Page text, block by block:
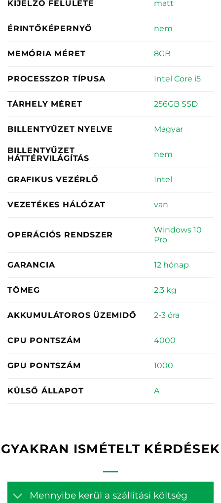
KIJELZŐ FELÜLETE matt
ÉRINTŐKÉPERNYŐ nem
MEMÓRIA MÉRET 8GB
PROCESSZOR TÍPUSA Intel Core i5
TÁRHELY MÉRET 256GB SSD
BILLENTYŰZET NYELVE Magyar
BILLENTYŰZET
HÁTTÉRVILÁGÍTÁS
nem
GRAFIKUS VEZÉRLŐ Intel
VEZETÉKES HÁLÓZAT van
OPERÁCIÓS RENDSZER
Windows 10
Pro
GARANCIA 12 hónap
TÖMEG 2.3 kg
AKKUMULÁTOROS ÜZEMIDŐ 2-3 óra
CPU PONTSZÁM 4000
GPU PONTSZÁM 1000
KÜLSŐ ÁLLAPOT A
GYAKRAN ISMÉTELT KÉRDÉSEK
Mennyibe kerül a szállítási költség